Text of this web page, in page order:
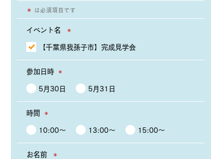
＊ は必須項目です
イベント名 ＊
【千葉県我孫子市】完成見学会
参加日時 ＊
5月30日 5月31日
時間 ＊
10:00〜 13:00〜 15:00〜
お名前 ＊